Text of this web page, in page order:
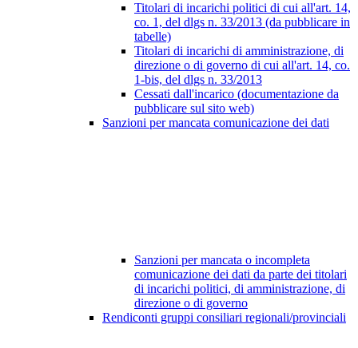
Titolari di incarichi politici di cui all'art. 14,
co. 1, del dlgs n. 33/2013 (da pubblicare in
tabelle)
Titolari di incarichi di amministrazione, di
direzione o di governo di cui all'art. 14, co.
1-bis, del dlgs n. 33/2013
Cessati dall'incarico (documentazione da
pubblicare sul sito web)
Sanzioni per mancata comunicazione dei dati
Sanzioni per mancata o incompleta
comunicazione dei dati da parte dei titolari
di incarichi politici, di amministrazione, di
direzione o di governo
Rendiconti gruppi consiliari regionali/provinciali